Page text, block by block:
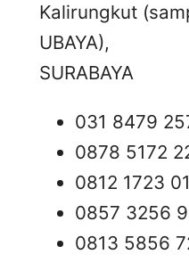
Kalirungkut
UBAYA),
SURABAYA
031 8479
0878 5172
0812 1723
0857 3256
0813 5856